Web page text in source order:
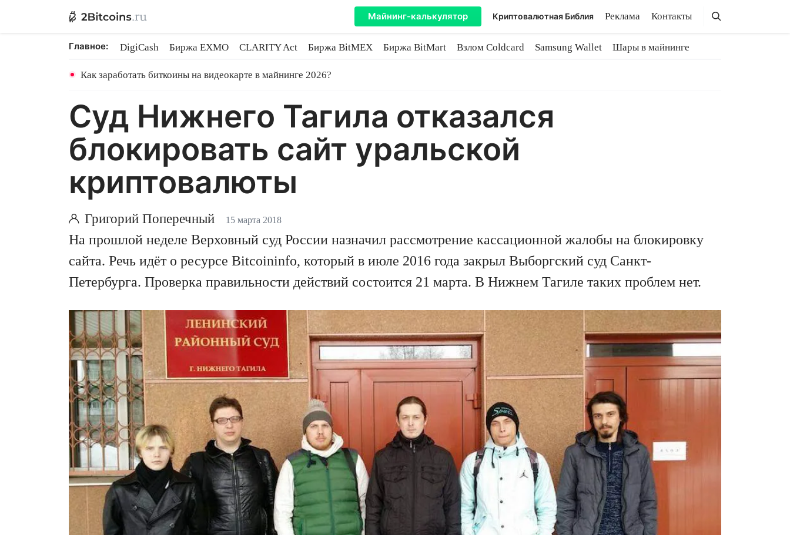
Майнинг-калькулятор Криптовалютная Библия Реклама Контакты Поиск
Поиск
Главное: DigiCash Биржа EXMO CLARITY Act Биржа BitMEX Биржа BitMart Взлом Coldcard Samsung Wallet
Шары в майнинге
Как заработать биткоины на видеокарте в майнинге 2026?
Суд Нижнего Тагила отказался
блокировать сайт уральской
криптовалюты
Григорий Поперечный 15 марта 2018
На прошлой неделе Верховный суд России назначил рассмотрение кассационной жалобы на блокировку
сайта. Речь идёт о ресурсе Bitcoininfo, который в июле 2016 года закрыл Выборгский суд Санкт-
Петербурга. Проверка правильности действий состоится 21 марта. В Нижнем Тагиле таких проблем нет.